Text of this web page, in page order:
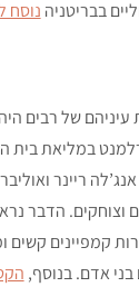
בבריטניה נוסח
של רבים
במליאת בית
ריינר
הדבר
קמפיינים קשים
בני אדם. בנוסף,